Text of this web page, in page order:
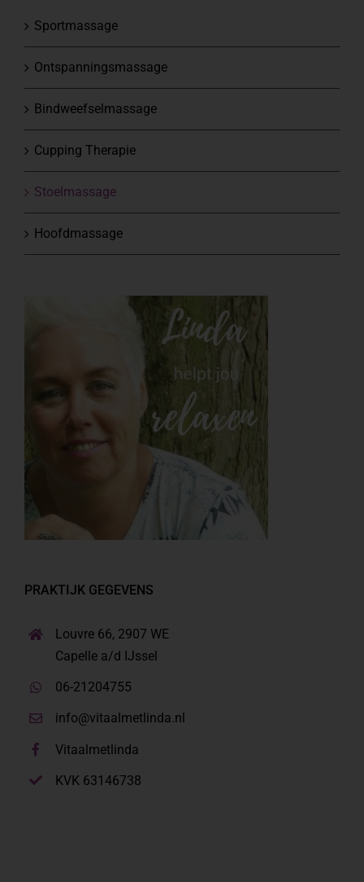
Sportmassage
Ontspanningsmassage
Bindweefselmassage
Cupping Therapie
Stoelmassage
Hoofdmassage
PRAKTIJK GEGEVENS
Louvre 66, 2907 WE
Capelle a/d IJssel
06-21204755
info@vitaalmetlinda.nl
Vitaalmetlinda
KVK 63146738